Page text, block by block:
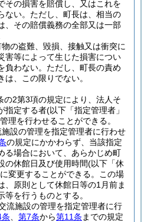
その損害を賠償し、又はこれを
い。 ただし、町長は、相当の
、その賠償義務の全部又は一部
の盗難、毀損、接触又は衝突に
害等によって生じた損害につい
わない。 ただし、町長の責め
、この限りでない。
の2第3項の規定により、法人そ
指定する者(以下「指定管理者」
理を行わせることができる。
設の管理を指定管理者に行わせ
の規定にかかわらず、当該指定
る場合において、あらかじめ町
の休館日及び使用時間(以下「休
変更することができる。
この場
、原則として休館日等の1月前ま
を行うものとする。
流施設の管理を指定管理者に行
第7条から第11条 までの規定